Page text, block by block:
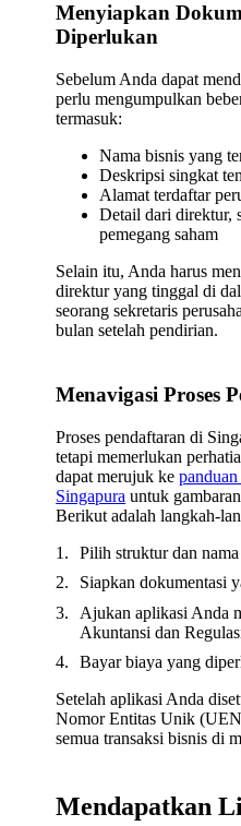
Menyiapkan
Diperlukan
Sebelum Anda dapat
perlu mengumpulkan
termasuk:
Nama bisnis yang
Deskripsi singkat
Alamat terdaftar
Detail dari direktur,
pemegang saham
Selain itu, Anda harus
direktur yang tinggal di
seorang sekretaris
bulan setelah pendirian.
Menavigasi Proses
Proses pendaftaran di
tetapi memerlukan
dapat merujuk ke
Singapura untuk
Berikut adalah langkah-
Pilih struktur dan
Siapkan dokumentasi
Ajukan aplikasi Anda
Akuntansi dan
Bayar biaya yang
Setelah aplikasi Anda
Nomor Entitas Unik
semua transaksi bisnis di
Mendapatkan